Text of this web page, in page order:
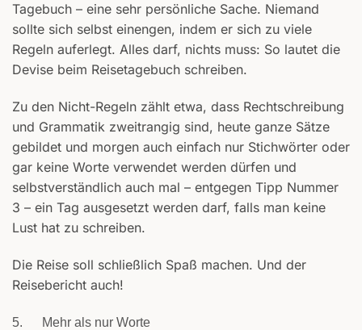
Tagebuch – eine sehr persönliche Sache. Niemand
sollte sich selbst einengen, indem er sich zu viele
Regeln auferlegt. Alles darf, nichts muss: So lautet die
Devise beim Reisetagebuch schreiben.
Zu den Nicht-Regeln zählt etwa, dass Rechtschreibung
und Grammatik zweitrangig sind, heute ganze Sätze
gebildet und morgen auch einfach nur Stichwörter oder
gar keine Worte verwendet werden dürfen und
selbstverständlich auch mal – entgegen Tipp Nummer
3 – ein Tag ausgesetzt werden darf, falls man keine
Lust hat zu schreiben.
Die Reise soll schließlich Spaß machen. Und der
Reisebericht auch!
5. Mehr als nur Worte